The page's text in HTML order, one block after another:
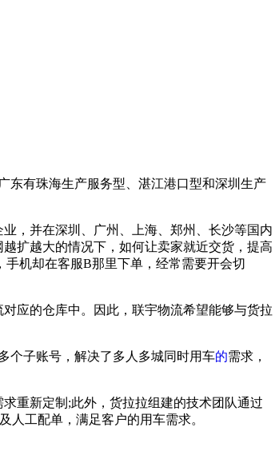
东有珠海生产服务型、湛江港口型和深圳生产
，并在深圳、广州、上海、郑州、长沙等国内
扩越大的情况下，如何让卖家就近交货，提高
机却在客服B那里下单，经常需要开会切
应的仓库中。因此，联宇物流希望能够与货拉
个子账号，解决了多人多城同时用车的需求，
重新定制;此外，货拉拉组建的技术团队通过
工配单，满足客户的用车需求。